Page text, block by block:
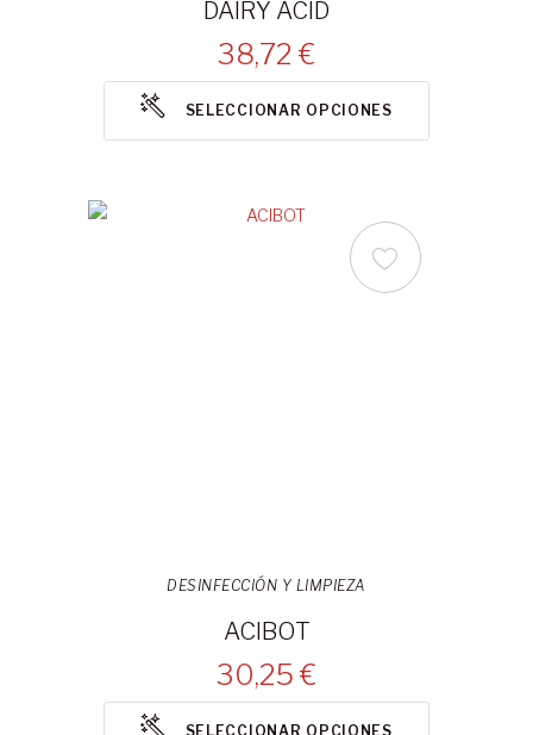
DAIRY ACID
38,72 €
SELECCIONAR OPCIONES
DESINFECCIÓN Y LIMPIEZA
ACIBOT
30,25 €
SELECCIONAR OPCIONES